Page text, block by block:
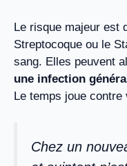
Le risque majeur est
Streptocoque ou le
sang. Elles peuvent
une infection
Le temps joue contre
Chez un